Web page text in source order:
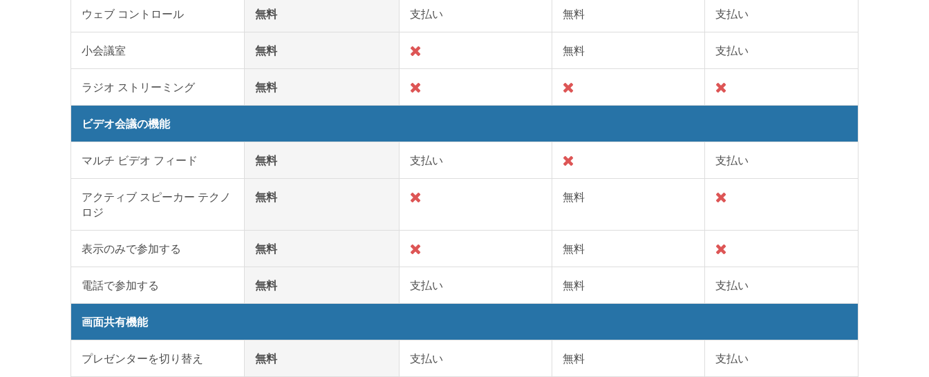
ウェブ コントロール 無料 支払い 無料 支払い
小会議室 無料 無料 支払い
ラジオ ストリーミング 無料
ビデオ会議の機能
マルチ ビデオ フィード 無料 支払い 支払い
アクティブ スピーカー テクノ
ロジ
無料 無料
表示のみで参加する 無料 無料
電話で参加する 無料 支払い 無料 支払い
画面共有機能
プレゼンターを切り替え 無料 支払い 無料 支払い